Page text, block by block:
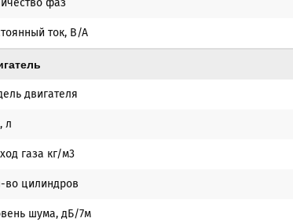
фаз
ток, В/А
двигателя
л
газа кг/м3
во цилиндров
шума, дБ/7м